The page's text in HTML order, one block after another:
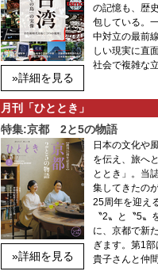
»詳細を見る
の記憶も、歴
包している。
中対立の最前
しい現実に直
社会で複雑な
月刊「ひととき」
特集:京都 2と5の物語
»詳細を見る
日本の文化や
を伝え、旅へ
ととき」。当
集してきたの
25周年を迎え
〝2〟と〝5〟
に、京都で新
ぎます。第1
貴子さんと仲